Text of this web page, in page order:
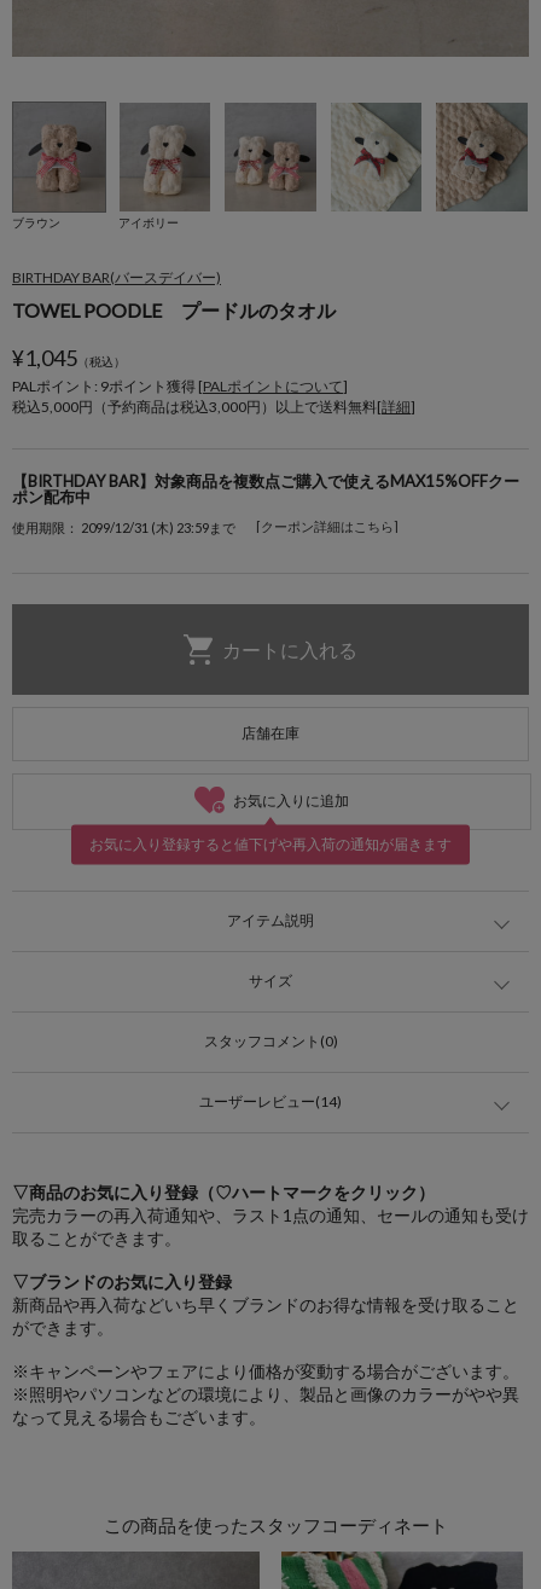
ブラウン アイボリー
BIRTHDAY BAR(バースデイバー)
TOWEL POODLE プードルのタオル
¥1,045 （税込）
PALポイント: 9ポイント獲得 [PALポイントについて]
税込5,000円（予約商品は税込3,000円）以上で送料無料[詳細]
【BIRTHDAY BAR】対象商品を複数点ご購入で使えるMAX15%OFFクー
ポン配布中
使用期限： 2099/12/31 (木) 23:59まで [クーポン詳細はこちら]
店舗在庫
お気に入りに追加
お気に入り登録すると値下げや再入荷の通知が届きます
アイテム説明
サイズ
スタッフコメント(0)
ユーザーレビュー(14)
▽商品のお気に入り登録（♡ハートマークをクリック）
完売カラーの再入荷通知や、ラスト1点の通知、セールの通知も受け
取ることができます。
▽ブランドのお気に入り登録
新商品や再入荷などいち早くブランドのお得な情報を受け取ること
ができます。
※キャンペーンやフェアにより価格が変動する場合がございます。
※照明やパソコンなどの環境により、製品と画像のカラーがやや異
なって見える場合もございます。
この商品を使ったスタッフコーディネート